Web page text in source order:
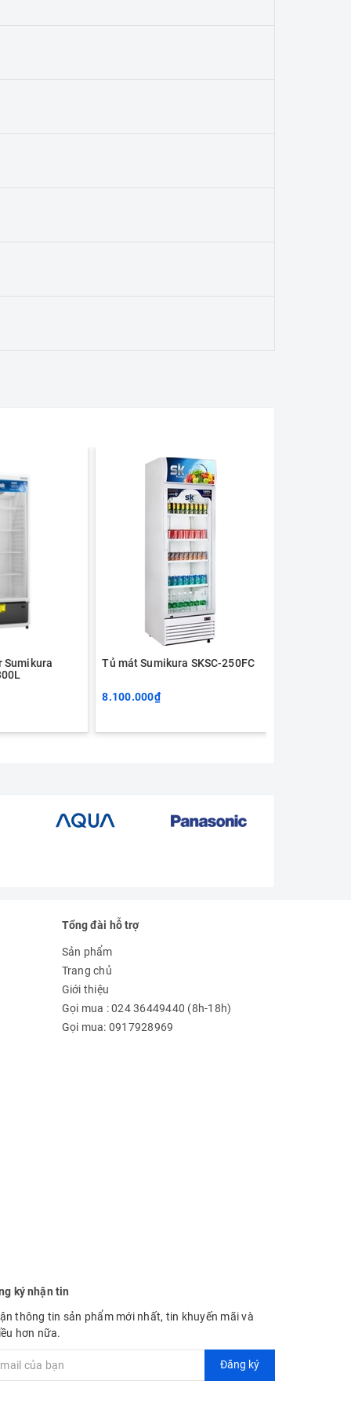
Sumikura
Tủ mát Sumikura SKSC-250FC
8.100.000₫
Tổng đài hỗ trợ
Sản phẩm
Trang chủ
Giới thiệu
Gọi mua : 024 36449440 (8h-18h)
Gọi mua: 0917928969
ký nhận tin
thông tin sản phẩm mới nhất, tin khuyến mãi và
hơn nữa.
Đăng ký